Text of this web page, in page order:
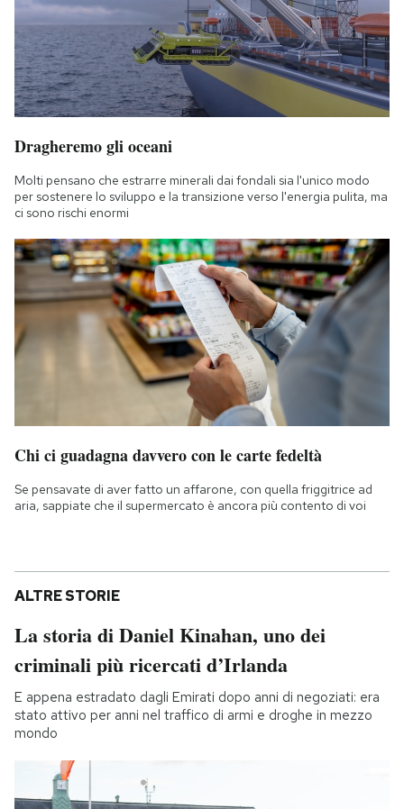
Dragheremo gli oceani
Molti pensano che estrarre minerali dai fondali sia l'unico modo
per sostenere lo sviluppo e la transizione verso l'energia pulita, ma
ci sono rischi enormi
Chi ci guadagna davvero con le carte fedeltà
Se pensavate di aver fatto un affarone, con quella friggitrice ad
aria, sappiate che il supermercato è ancora più contento di voi
ALTRE STORIE
La storia di Daniel Kinahan, uno dei
criminali più ricercati d’Irlanda
E appena estradato dagli Emirati dopo anni di negoziati: era
stato attivo per anni nel traffico di armi e droghe in mezzo
mondo